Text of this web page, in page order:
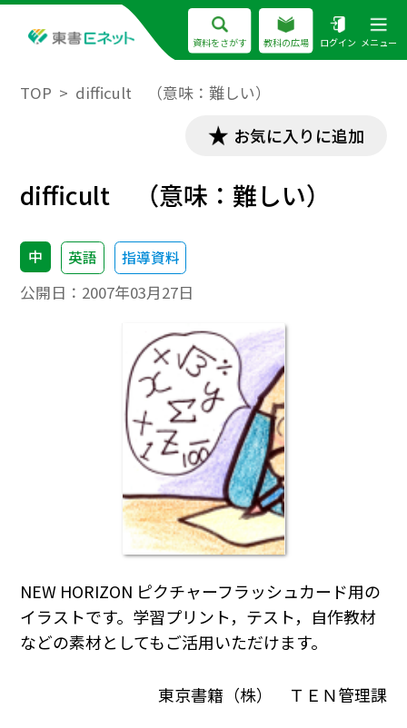
資料をさがす 教科の広場 ログイン メニュー
TOP difficult （意味：難しい）
お気に入りに追加
difficult （意味：難しい）
中 英語 指導資料
公開日： 2007年03月27日
NEW HORIZON ピクチャーフラッシュカード用の
イラストです。学習プリント，テスト，自作教材
などの素材としてもご活用いただけます。
東京書籍（株） ＴＥＮ管理課